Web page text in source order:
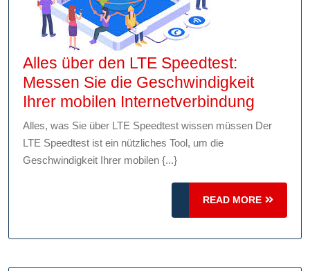
Alles über den LTE Speedtest:
Messen Sie die Geschwindigkeit
Ihrer mobilen Internetverbindung
über
Messen
Sie
die
Alles, was Sie über LTE Speedtest wissen müssen Der
LTE Speedtest ist ein nützliches Tool, um die
Geschwindigkeit Ihrer mobilen {...}
READ MORE
READ
MORE